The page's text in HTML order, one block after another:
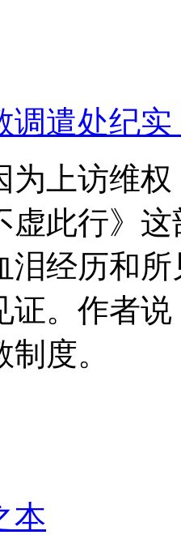
遣处纪实
为上访维
虚此行》
泪经历和
证。作者
度。
本